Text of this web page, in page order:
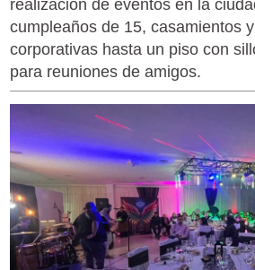
realización de eventos en la
cumpleaños de 15, casamientos
corporativas hasta un piso con
para reuniones de amigos.